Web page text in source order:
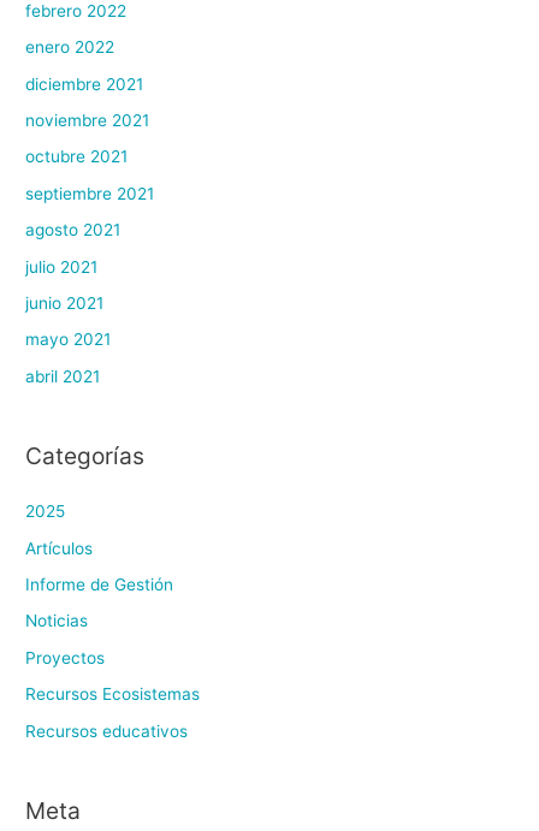
febrero 2022
enero 2022
diciembre 2021
noviembre 2021
octubre 2021
septiembre 2021
agosto 2021
julio 2021
junio 2021
mayo 2021
abril 2021
Categorías
2025
Artículos
Informe de Gestión
Noticias
Proyectos
Recursos Ecosistemas
Recursos educativos
Meta